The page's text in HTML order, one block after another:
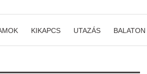
KIKAPCS UTAZÁS BALATON